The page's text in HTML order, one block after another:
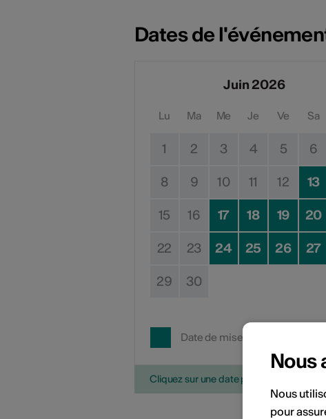
Dates de
Juin 2026
Lu Ma Me Je Ve Sa
1 2 3 4 5 6
8 9 10 11 12 13
15 16 17 18 19 20
22 23 24 25 26 27
29 30
Date de mise en œuvre
Cliquez sur une date pour ajouter
Nous
Nous
pour